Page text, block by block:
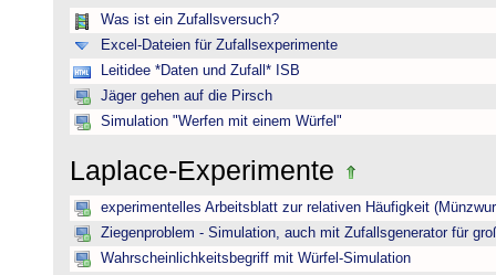
Was ist ein Zufallsversuch?
Excel-Dateien für Zufallsexperimente
Leitidee *Daten und Zufall* ISB
Jäger gehen auf die Pirsch
Simulation "Werfen mit einem Würfel"
Laplace-Experimente
experimentelles Arbeitsblatt zur relativen Häufigkeit
Ziegenproblem - Simulation, auch mit Zufallsgenerator für
Wahrscheinlichkeitsbegriff mit Würfel-Simulation